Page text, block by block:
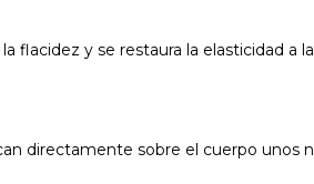
flacidez y se restaura la elasticidad
directamente sobre el cuerpo unos